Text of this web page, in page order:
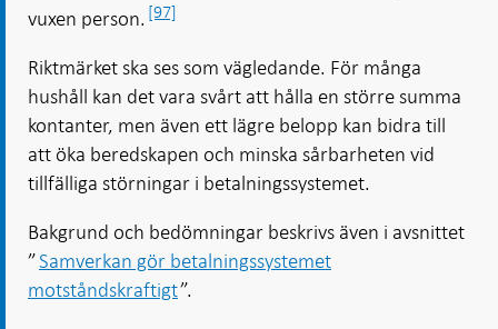
vuxen person. [97]
Riktmärket ska ses som vägledande. För många
hushåll kan det vara svårt att hålla en större summa
kontanter, men även ett lägre belopp kan bidra till
att öka beredskapen och minska sårbarheten vid
tillfälliga störningar i betalningssystemet.
Bakgrund och bedömningar beskrivs även i avsnittet
”Samverkan gör betalningssystemet
motståndskraftigt”.